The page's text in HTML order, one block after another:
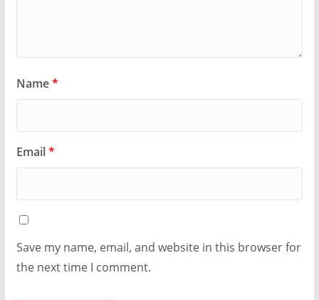
Name*
Email*
Save my name, email, and website in this browser for
the next time I comment.